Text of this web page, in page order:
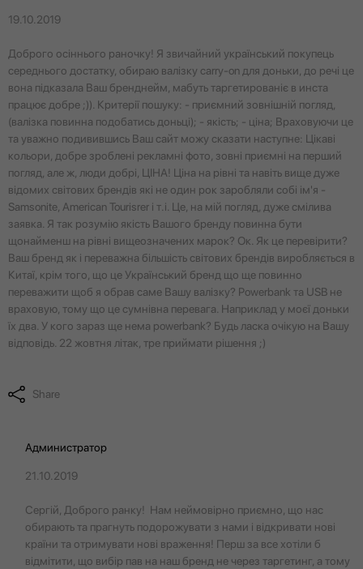
19.10.2019
Доброго осіннього раночку! Я звичайний український покупець
середнього достатку, обираю валізку carry-on для доньки, до речі це
вона підказала Ваш бренднейм, мабуть таргетированіє в инста
працює добре ;)). Критерії пошуку: - приємний зовнішній погляд,
(валізка повинна подобатись доньці); - якість; - ціна; Враховуючи це
та уважно подивившись Ваш сайт можу сказати наступне: Цікаві
кольори, добре зроблені рекламні фото, зовні приємні на перший
погляд, але ж, люди добрі, ЦІНА! Ціна на рівні та навіть вище дуже
відомих світових брендів які не один рок заробляли собі ім'я -
Samsonite, American Tourisrer і т.і. Це, на мій погляд, дуже смілива
заявка. Я так розумію якість Вашого бренду повинна бути
щонайменш на рівні вищеозначених марок? Ок. Як це перевірити?
Ваш бренд як і переважна більшість світових брендів виробляється в
Китаї, крім того, що це Український бренд що ще повинно
переважити щоб я обрав саме Вашу валізку? Powerbank та USB не
враховую, тому що це сумнівна перевага. Наприклад у моєї доньки
їх два. У кого зараз ще нема powerbank? Будь ласка очікую на Вашу
відповідь. 22 жовтня літак, тре приймати рішення ;)
Share
Администратор
21.10.2019
Сергій, Доброго ранку! Нам неймовірно приємно, що нас
обирають та прагнуть подорожувати з нами і відкривати нові
країни та отримувати нові враження! Перш за все хотіли б
відмітити, що вибір пав на наш бренд не через таргетинг, а тому